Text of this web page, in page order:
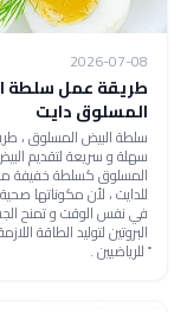
2026-07-08
طريقة عمل سلطة
المسلوق دايت
سلطة البيض المسلوق ،
سهلة و سريعة لتقديم
المسلوق كسلطة خفيفة
للدايت ، لأن مكوناتها
في نفس الوقت و تمنح
البروتين لتوليد الطاقة
ً للرياضيين .